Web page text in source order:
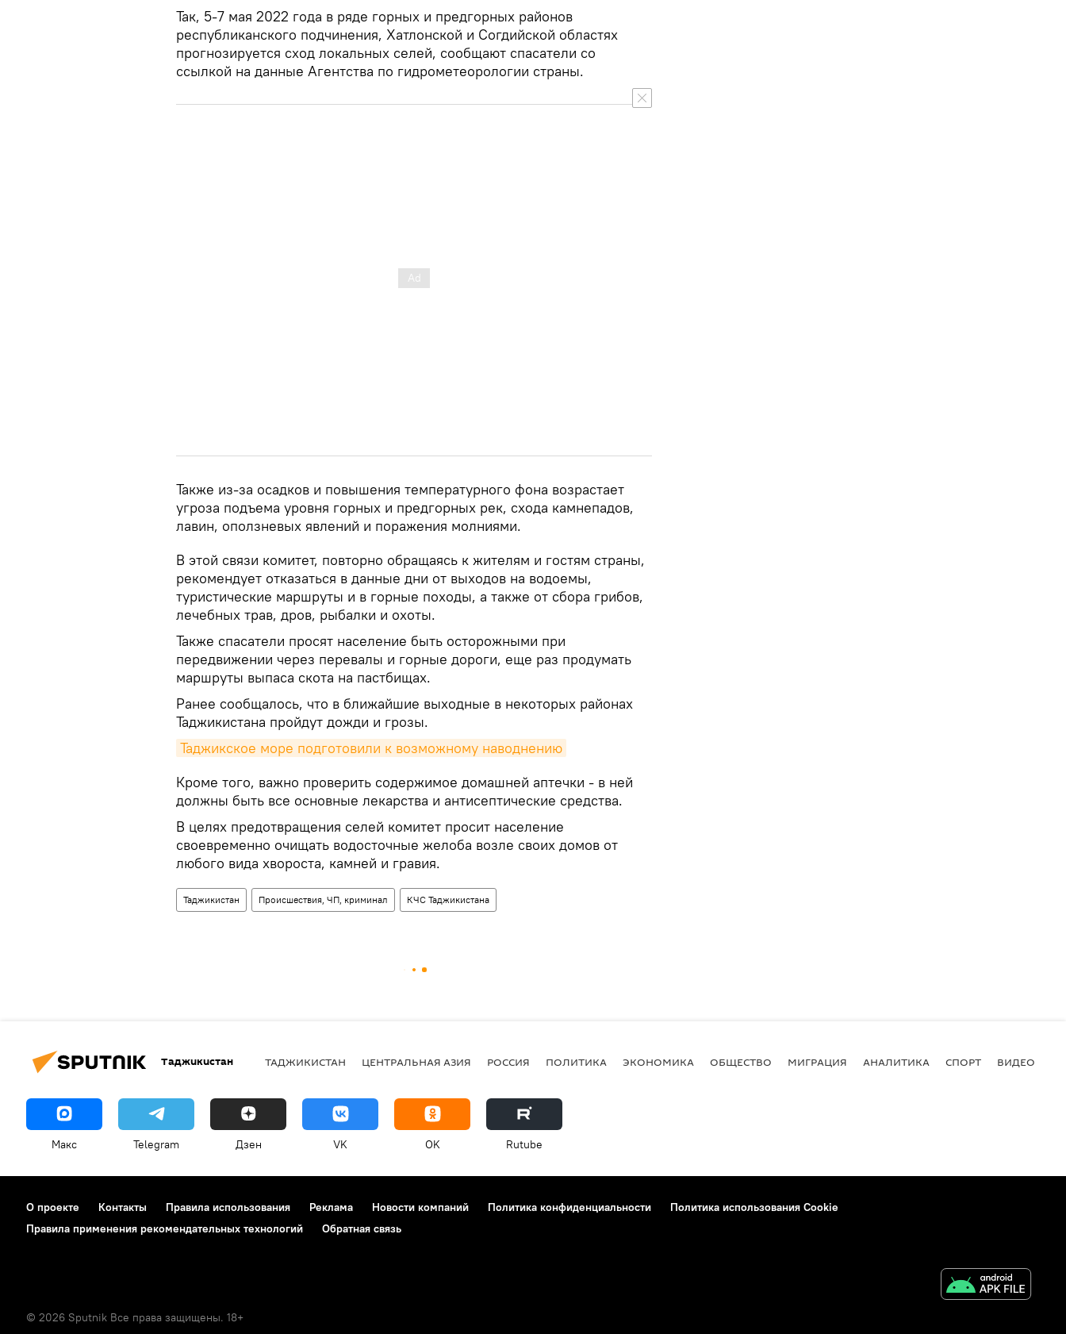
Так, 5-7 мая 2022 года в ряде горных и предгорных районов
республиканского подчинения, Хатлонской и Согдийской областях
прогнозируется сход локальных селей, сообщают спасатели со
ссылкой на данные Агентства по гидрометеорологии страны.
Также из-за осадков и повышения температурного фона возрастает
угроза подъема уровня горных и предгорных рек, схода камнепадов,
лавин, оползневых явлений и поражения молниями.
В этой связи комитет, повторно обращаясь к жителям и гостям страны,
рекомендует отказаться в данные дни от выходов на водоемы,
туристические маршруты и в горные походы, а также от сбора грибов,
лечебных трав, дров, рыбалки и охоты.
Также спасатели просят население быть осторожными при
передвижении через перевалы и горные дороги, еще раз продумать
маршруты выпаса скота на пастбищах.
Ранее сообщалось, что в ближайшие выходные в некоторых районах
Таджикистана пройдут дожди и грозы.
Таджикское море подготовили к возможному наводнению
Кроме того, важно проверить содержимое домашней аптечки - в ней
должны быть все основные лекарства и антисептические средства.
В целях предотвращения селей комитет просит население
своевременно очищать водосточные желоба возле своих домов от
любого вида хвороста, камней и гравия.
Таджикистан Происшествия, ЧП, криминал КЧС Таджикистана
Таджикистан ТАДЖИКИСТАН ЦЕНТРАЛЬНАЯ АЗИЯ РОССИЯ ПОЛИТИКА ЭКОНОМИКА ОБЩЕСТВО МИГРАЦИЯ АНАЛИТИКА СПОРТ ВИДЕО
Макс Telegram Дзен VK OK Rutube
О проекте Контакты Правила использования Реклама Новости компаний Политика конфиденциальности
Политика использования Cookie
Правила применения рекомендательных технологий
Обратная связь
© 2026 Sputnik Все права защищены. 18+